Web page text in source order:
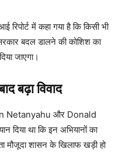
रिपोर्ट में कहा गया है कि किसी भी
बदल डालने की कोशिश का
जाएगा।
बढ़ा विवाद
Netanyahu और Donald
दिया था कि इन अभियानों का
मौजूदा शासन के खिलाफ खड़ी हो